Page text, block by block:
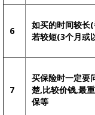
6
如买的时间较长
若较短(3个月或
7
买保险时一定要
楚,比较价钱,最
保等